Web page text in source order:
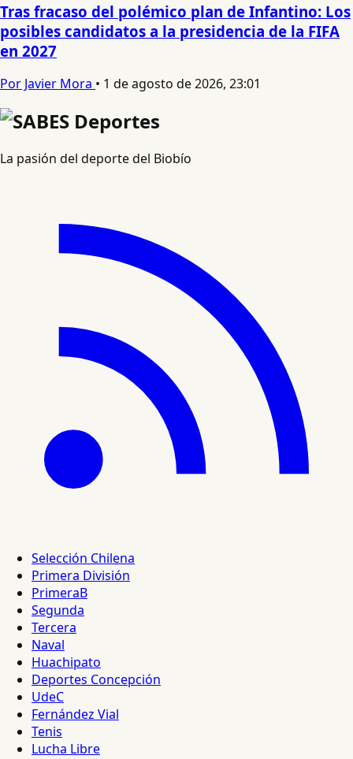
Tras fracaso del polémico plan de Infantino: Los
posibles candidatos a la presidencia de la FIFA
en 2027
Por Javier Mora • 1 de agosto de 2026, 23:01
La pasión del deporte del Biobío
Selección Chilena
Primera División
PrimeraB
Segunda
Tercera
Naval
Huachipato
Deportes Concepción
UdeC
Fernández Vial
Tenis
Lucha Libre